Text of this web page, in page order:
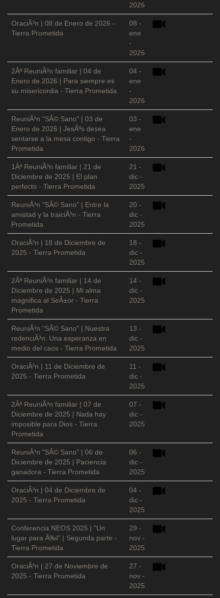
2026
OraciÃ³n | 08 de Enero de 2026 -
Tierra Prometida
08 -
ene
-
2026
2Âª ReuniÃ³n familiar | 04 de
Enero de 2026 | Para siempre es
su misericordia - Tierra Prometida
04 -
ene
-
2026
ReuniÃ³n "SÃ© Sano" | 03 de
Enero de 2026 | JesÃºs desea
sentarse a la mesa contigo - Tierra
Prometida
03 -
ene
-
2026
1Âª ReuniÃ³n familiar | 21 de
Diciembre de 2025 | El plan
perfecto - Tierra Prometida
21 -
dic -
2025
ReuniÃ³n "SÃ© Sano" | Entre la
amistad y la traiciÃ³n - Tierra
Prometida
20 -
dic -
2025
OraciÃ³n | 18 de Diciembre de
2025 - Tierra Prometida
18 -
dic -
2025
2Âª ReuniÃ³n familiar | 14 de
Diciembre de 2025 | Mi alma
magnifica al SeÃ±or - Tierra
Prometida
14 -
dic -
2025
ReuniÃ³n "SÃ© Sano" | Nuestra
redenciÃ³n: Una esperanza en
medio del caos - Tierra Prometida
13 -
dic -
2025
OraciÃ³n | 11 de Diciembre de
2025 - Tierra Prometida
11 -
dic -
2025
2Âª ReuniÃ³n familiar | 07 de
Diciembre de 2025 | Nada hay
imposible para Dios - Tierra
Prometida
07 -
dic -
2025
ReuniÃ³n "SÃ© Sano" | 06 de
Diciembre de 2025 | Paciencia
ganadora - Tierra Prometida
06 -
dic -
2025
OraciÃ³n | 04 de Diciembre de
2025 - Tierra Prometida
04 -
dic -
2025
Conferencia NEOS 2025 | "Un
lugar para Ã‰l" | Segunda parte -
Tierra Prometida
29 -
nov -
2025
OraciÃ³n | 27 de Noviembre de
2025 - Tierra Prometida
27 -
nov -
2025